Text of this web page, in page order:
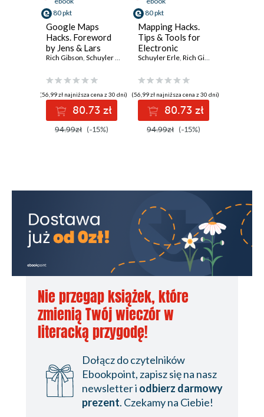
80 pkt
Google Maps
Hacks. Foreword
by Jens & Lars
Rasmussen,
Leads
Rich Gibson, Schuyler Erle
(56,99 zł najniższa cena z 30 dni)
80.73 zł
94.99zł (-15%)
80 pkt
Mapping Hacks.
Tips & Tools for
Electronic
Cartography
Schuyler Erle, Rich Gibson
(56,99 zł najniższa cena z 30 dni)
80.73 zł
94.99zł (-15%)
Nie przegap książek, które
zmienią Twój wieczór w
literacką przygodę!
Dołącz do czytelników
Ebookpoint, zapisz się na nasz
newsletter i odbierz darmowy
prezent. Czekamy na Ciebie!